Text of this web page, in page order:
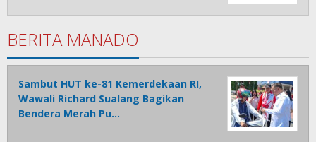
BERITA MANADO
Sambut HUT ke-81 Kemerdekaan RI,
Wawali Richard Sualang Bagikan
Bendera Merah Pu…